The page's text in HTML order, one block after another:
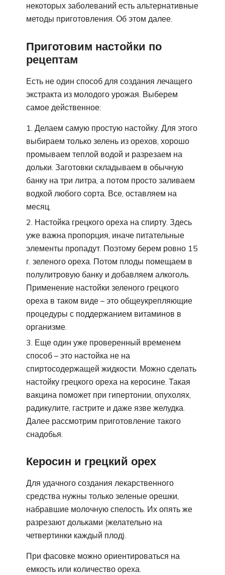
некоторых заболеваний есть альтернативные
методы приготовления. Об этом далее.
Приготовим настойки по
рецептам
Есть не один способ для создания лечащего
экстракта из молодого урожая. Выберем
самое действенное:
Делаем самую простую настойку. Для этого
выбираем только зелень из орехов, хорошо
промываем теплой водой и разрезаем на
дольки. Заготовки складываем в обычную
банку на три литра, а потом просто заливаем
водкой любого сорта. Все, оставляем на
месяц.
Настойка грецкого ореха на спирту. Здесь
уже важна пропорция, иначе питательные
элементы пропадут. Поэтому берем ровно 15
г. зеленого ореха. Потом плоды помещаем в
полулитровую банку и добавляем алкоголь.
Применение настойки зеленого грецкого
ореха в таком виде – это общеукрепляющие
процедуры с поддержанием витаминов в
организме.
Еще один уже проверенный временем
способ – это настойка не на
спиртосодержащей жидкости. Можно сделать
настойку грецкого ореха на керосине. Такая
вакцина поможет при гипертонии, опухолях,
радикулите, гастрите и даже язве желудка.
Далее рассмотрим приготовление такого
снадобья.
Керосин и грецкий орех
Для удачного создания лекарственного
средства нужны только зеленые орешки,
набравшие молочную спелость. Их опять же
разрезают дольками (желательно на
четвертинки каждый плод).
При фасовке можно ориентироваться на
емкость или количество ореха.